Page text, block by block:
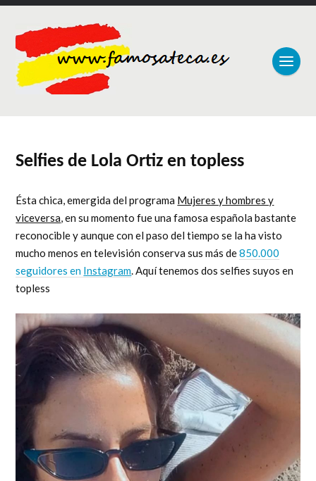
Selfies de Lola Ortiz en topless
Ésta chica, emergida del programa Mujeres y hombres y
viceversa, en su momento fue una famosa española bastante
reconocible y aunque con el paso del tiempo se la ha visto
mucho menos en televisión conserva sus más de850.000
seguidores en Instagram. Aquí tenemos dos selfies suyos en
topless